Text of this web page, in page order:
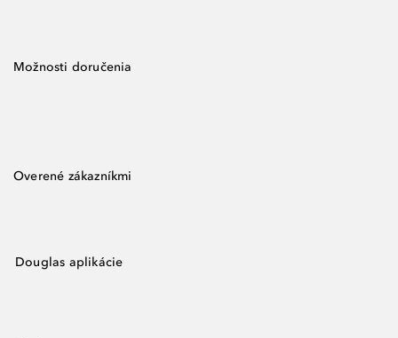
Možnosti doručenia
Overené zákazníkmi
Douglas aplikácie